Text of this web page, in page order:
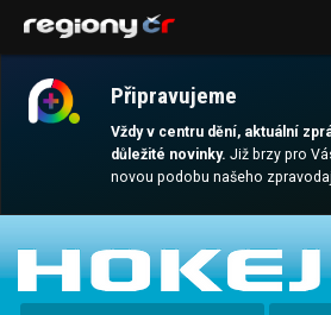
Připravujeme
Vždy v centru dění, aktuální
důležité novinky.Již brzy pro
novou podobu našeho
AKTUALITY